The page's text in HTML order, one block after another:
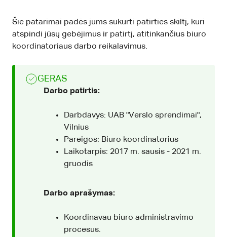
Šie patarimai padės jums sukurti patirties skiltį, kuri
atspindi jūsų gebėjimus ir patirtį, atitinkančius biuro
koordinatoriaus darbo reikalavimus.
GERAS
Darbo patirtis:
Darbdavys: UAB "Verslo sprendimai",
Vilnius
Pareigos: Biuro koordinatorius
Laikotarpis: 2017 m. sausis - 2021 m.
gruodis
Darbo aprašymas:
Koordinavau biuro administravimo
procesus.